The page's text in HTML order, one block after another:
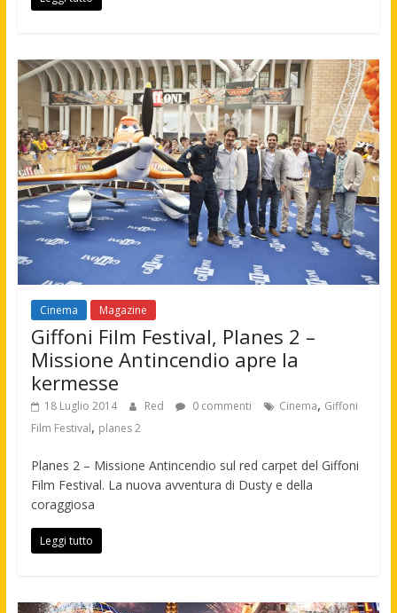
Cinema Magazine
Giffoni Film Festival, Planes 2 –
Missione Antincendio apre la
kermesse
18 Luglio 2014 Red 0 commenti Cinema, Giffoni
Film Festival, planes 2
Planes 2 – Missione Antincendio sul red carpet del Giffoni
Film Festival. La nuova avventura di Dusty e della
coraggiosa
Leggi tutto